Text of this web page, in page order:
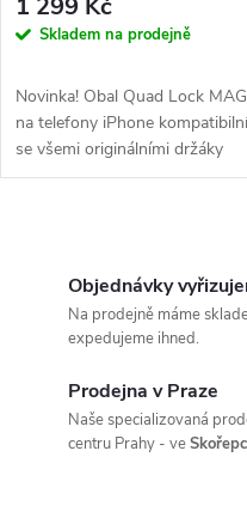
r
o
d
u
r
o
d
1 299 Kč
Skladem na prodejně
Novinka! Obal Quad Lock MAG
na telefony iPhone kompatibilní
se všemi originálními držáky
Quad Lock Twist and Lock a...
Objednávky
Na prodejně máme
expedujeme ihned.
Prodejna v Praze
Naše specializovaná
centru Prahy - ve